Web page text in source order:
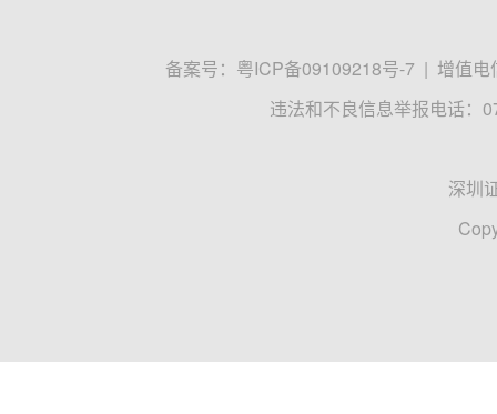
备案号： 粤ICP备09109218号-7 | 增值电
违法和不良信息举报电话：
深圳